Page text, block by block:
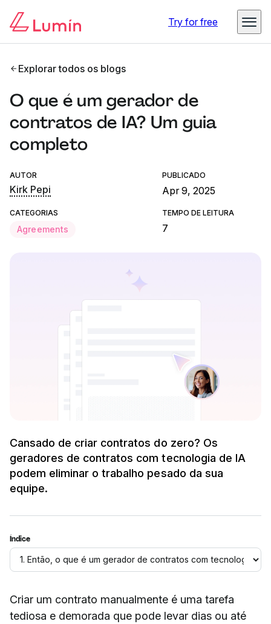
Try for free
Explorar todos os blogs
O que é um gerador de
contratos de IA? Um guia
completo
AUTOR
Kirk Pepi
PUBLICADO
Apr 9, 2025
CATEGORIAS
Agreements
TEMPO DE LEITURA
7
Cansado de criar contratos do zero? Os
geradores de contratos com tecnologia de IA
podem eliminar o trabalho pesado da sua
equipe.
Índice
Criar um contrato manualmente é uma tarefa
tediosa e demorada que pode levar dias ou até